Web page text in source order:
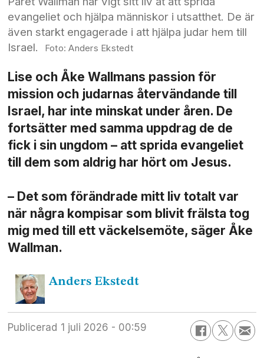
evangeliet och hjälpa människor i utsatthet. De är
även starkt engagerade i att hjälpa judar hem till
Israel.
Anders Ekstedt
Lise och Åke Wallmans passion för
mission och judarnas åter­vändande till
Israel, har inte minskat under åren. De
fortsätter med samma uppdrag de de
fick i sin ungdom – att sprida evangeliet
till dem som aldrig har hört om Jesus.
– Det som förändrade mitt liv totalt var
när några kompisar som blivit frälsta tog
mig med till ett väckelse­möte, säger Åke
Wallman.
Anders Ekstedt
Publicerad 1 juli 2026 - 00:59